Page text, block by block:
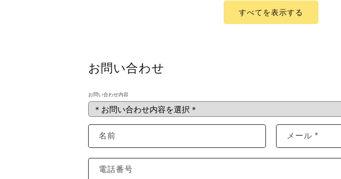
すべてを表示する
お問い合わせ
お問い合わせ内容
名前 メール *
電話番号